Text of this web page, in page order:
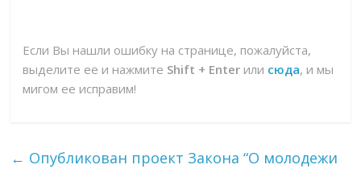
Если Вы нашли ошибку на странице, пожалуйста,
выделите ее и нажмите Shift + Enter или сюда, и мы
мигом ее исправим!
← Опубликован проект Закона “О молодежи